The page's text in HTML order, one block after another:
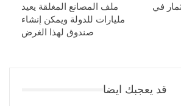
ملف المصانع المغلقة يعيد
مليارات للدولة ويمكن إنشاء
صندوق لهذا الغرض
في
قد يعجبك ايضا